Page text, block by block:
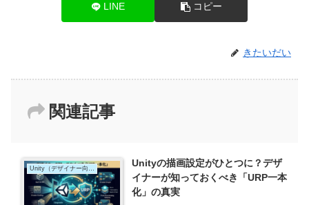
LINE コピー
きたいだい
関連記事
Unityの描画設定がひとつに？デザ
イナーが知っておくべき「URP一本
化」の真実